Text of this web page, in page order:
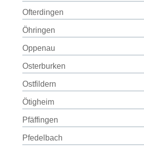
Ofterdingen
Öhringen
Oppenau
Osterburken
Ostfildern
Ötigheim
Pfäffingen
Pfedelbach